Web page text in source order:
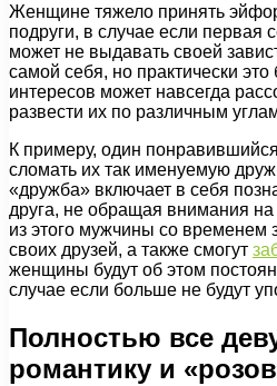
Женщине тяжело принять
подруги, в случае если первая
может не выдавать своей
самой себя, но практически это
интересов может навсегда
развести их по различным
К примеру, один
сломать их так именуемую
«дружба» включает в себя
друга, не обращая внимания
из этого мужчины со временем
своих друзей, а также смогут
женщины будут об этом
случае если больше не будут
Полностью все
романтику и